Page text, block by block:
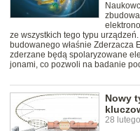
ze wszystkich tego typu
budowanego właśnie Zderzacza
zderzane będą spolaryzowane
jonami, co pozwoli na badanie
Nowy
28